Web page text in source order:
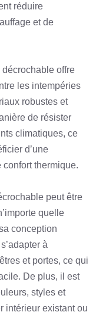
réduire
et de
offre
les intempéries
robustes et
de résister
climatiques, ce
d’une
thermique.
peut être
quelle
conception
à
et portes, ce qui
De plus, il est
styles et
intérieur existant ou